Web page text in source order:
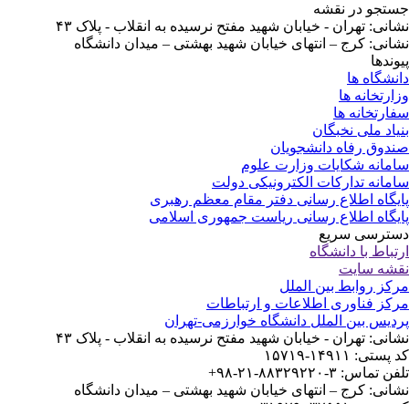
در نقشه
تهران - خیابان شهید مفتح نرسیده به انقلاب - پلاک ۴۳
کرج – انتهای خیابان شهید بهشتی – میدان دانشگاه
ها
ها
ها
ملی نخبگان
رفاه دانشجویان
شکایات وزارت علوم
تدارکات الکترونیکی دولت
اطلاع رسانی دفتر مقام معظم رهبری
اطلاع رسانی ریاست جمهوری اسلامی
سریع
با دانشگاه
سایت
روابط بین الملل
فناوری اطلاعات و ارتباطات
بین الملل دانشگاه خوارزمی-تهران
تهران - خیابان شهید مفتح نرسیده به انقلاب - پلاک ۴۳
۱۴۹۱۱-۱۵۷۱۹
تماس: ۳-۸۸۳۲۹۲۲۰-۲۱-۹۸+
کرج – انتهای خیابان شهید بهشتی – میدان دانشگاه